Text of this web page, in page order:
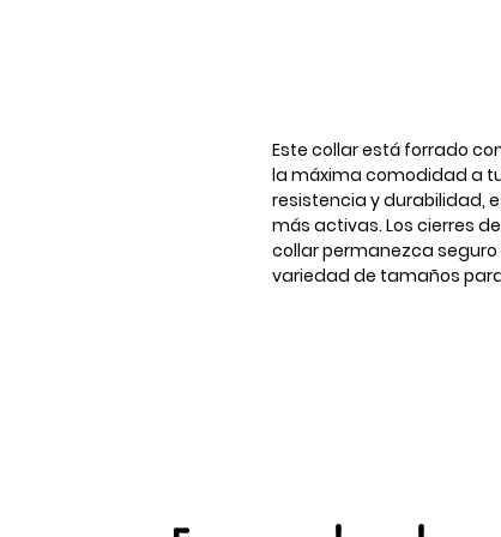
Este collar está forrado
la máxima comodidad a
resistencia y durabilidad,
más activas. Los cierres
collar permanezca
variedad de tamaños